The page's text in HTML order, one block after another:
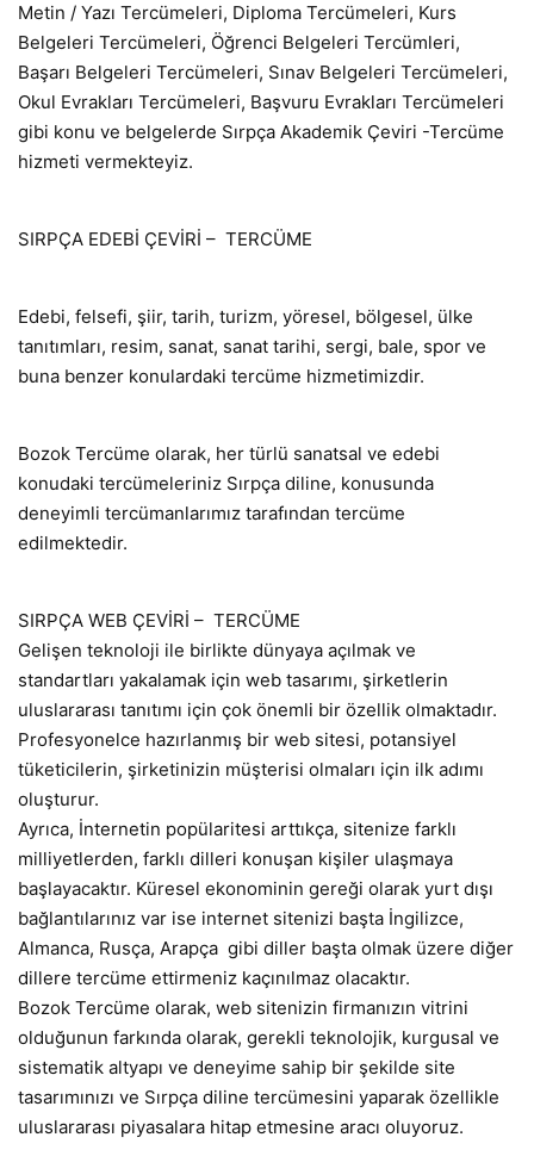
Metin / Yazı Tercümeleri, Diploma Tercümeleri, Kurs
Belgeleri Tercümeleri, Öğrenci Belgeleri Tercümleri,
Başarı Belgeleri Tercümeleri, Sınav Belgeleri Tercümeleri,
Okul Evrakları Tercümeleri, Başvuru Evrakları Tercümeleri
gibi konu ve belgelerde Sırpça Akademik Çeviri -Tercüme
hizmeti vermekteyiz.
SIRPÇA EDEBİ ÇEVİRİ – TERCÜME
Edebi, felsefi, şiir, tarih, turizm, yöresel, bölgesel, ülke
tanıtımları, resim, sanat, sanat tarihi, sergi, bale, spor ve
buna benzer konulardaki tercüme hizmetimizdir.
Bozok Tercüme olarak, her türlü sanatsal ve edebi
konudaki tercümeleriniz Sırpça diline, konusunda
deneyimli tercümanlarımız tarafından tercüme
edilmektedir.
SIRPÇA WEB ÇEVİRİ – TERCÜME
Gelişen teknoloji ile birlikte dünyaya açılmak ve
standartları yakalamak için web tasarımı, şirketlerin
uluslararası tanıtımı için çok önemli bir özellik olmaktadır.
Profesyonelce hazırlanmış bir web sitesi, potansiyel
tüketicilerin, şirketinizin müşterisi olmaları için ilk adımı
oluşturur.
Ayrıca, İnternetin popülaritesi arttıkça, sitenize farklı
milliyetlerden, farklı dilleri konuşan kişiler ulaşmaya
başlayacaktır. Küresel ekonominin gereği olarak yurt dışı
bağlantılarınız var ise internet sitenizi başta İngilizce,
Almanca, Rusça, Arapça gibi diller başta olmak üzere diğer
dillere tercüme ettirmeniz kaçınılmaz olacaktır.
Bozok Tercüme olarak, web sitenizin firmanızın vitrini
olduğunun farkında olarak, gerekli teknolojik, kurgusal ve
sistematik altyapı ve deneyime sahip bir şekilde site
tasarımınızı ve Sırpça diline tercümesini yaparak özellikle
uluslararası piyasalara hitap etmesine aracı oluyoruz.